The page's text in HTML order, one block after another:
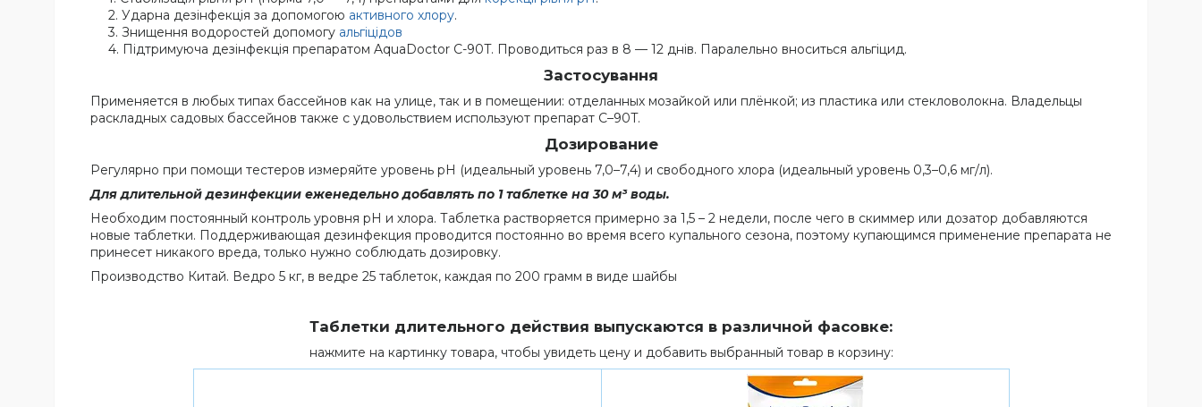
Ударна дезінфекція за допомогою активного хлору.
Знищення водоростей допомогу альгіцідов
Підтримуюча дезінфекція препаратом AquaDoctor C-90T. Проводиться раз в 8 — 12 днів. Паралельно вноситься альгіцид.
Застосування
Применяется в любых типах бассейнов как на улице, так и в помещении: отделанных мозайкой или плёнкой; из пластика или стекловолокна. Владельцы
раскладных садовых бассейнов также с удовольствием используют препарат C–90T.
Дозирование
Регулярно при помощи тестеров измеряйте уровень pH (идеальный уровень 7,0–7,4) и свободного хлора (идеальный уровень 0,3–0,6 мг/л).
Для длительной дезинфекции еженедельно добавлять по 1 таблетке на 30 м³ воды.
Необходим постоянный контроль уровня pH и хлора. Таблетка растворяется примерно за 1,5 – 2 недели, после чего в скиммер или дозатор добавляются
новые таблетки. Поддерживающая дезинфекция проводится постоянно во время всего купального сезона, поэтому купающимся применение препарата не
принесет никакого вреда, только нужно соблюдать дозировку.
Производство Китай. Ведро 5 кг, в ведре 25 таблеток, каждая по 200 грамм в виде шайбы
Таблетки длительного действия выпускаются в различной фасовке:
нажмите на картинку товара, чтобы увидеть цену и добавить выбранный товар в корзину: